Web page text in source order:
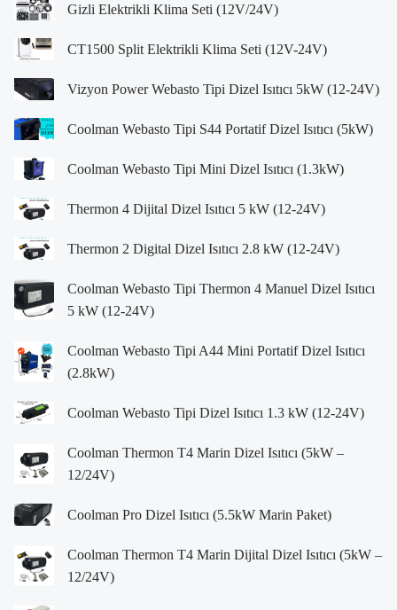
Gizli Elektrikli Klima Seti (12V/24V)
CT1500 Split Elektrikli Klima Seti (12V-24V)
Vizyon Power Webasto Tipi Dizel Isıtıcı 5kW (12-24V)
Coolman Webasto Tipi S44 Portatif Dizel Isıtıcı (5kW)
Coolman Webasto Tipi Mini Dizel Isıtıcı (1.3kW)
Thermon 4 Dijital Dizel Isıtıcı 5 kW (12-24V)
Thermon 2 Digital Dizel Isıtıcı 2.8 kW (12-24V)
Coolman Webasto Tipi Thermon 4 Manuel Dizel Isıtıcı
5 kW (12-24V)
Coolman Webasto Tipi A44 Mini Portatif Dizel Isıtıcı
(2.8kW)
Coolman Webasto Tipi Dizel Isıtıcı 1.3 kW (12-24V)
Coolman Thermon T4 Marin Dizel Isıtıcı (5kW –
12/24V)
Coolman Pro Dizel Isıtıcı (5.5kW Marin Paket)
Coolman Thermon T4 Marin Dijital Dizel Isıtıcı (5kW –
12/24V)